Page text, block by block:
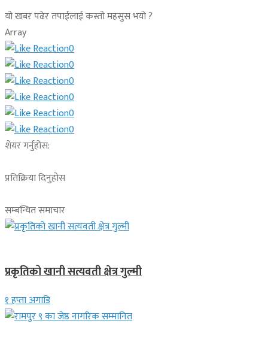
यो खबर पढेर तपाईलाई कस्तो महसुस भयो ?
Array
0
0
0
0
0
0
शेयर गर्नुहोस:
प्रतिक्रिया दिनुहोस
सम्बन्धित समाचार
प्रकृतिको खानी सत्यवती क्षेत्र गुल्मी
१ हप्ता अगाडि